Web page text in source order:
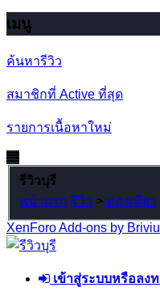
เมนู
ค้นหารีวิว
สมาชิกที่ Active ที่สุด
รายการเนื้อหาใหม่
รีวิวบุรี
หน้าแรก รีวิว > ท่องเที่ยว
XenForo Add-ons by
เข้าสู่ระบบหรือลง